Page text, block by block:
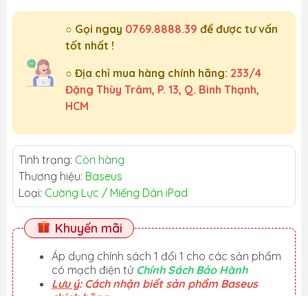
○ Gọi ngay 0769.8888.39 để được tư vấn
tốt nhất !
○ Địa chỉ mua hàng chính hãng: 233/4
Đặng Thùy Trâm, P. 13, Q. Bình Thạnh,
HCM
Tình trạng: Còn hàng
Thương hiệu: Baseus
Loại: Cường Lực / Miếng Dán iPad
Khuyến mãi
Áp dụng chính sách 1 đổi 1 cho các sản phẩm
có mạch điện tử Chính Sách Bảo Hành
Lưu ý: Cách nhận biết sản phẩm Baseus